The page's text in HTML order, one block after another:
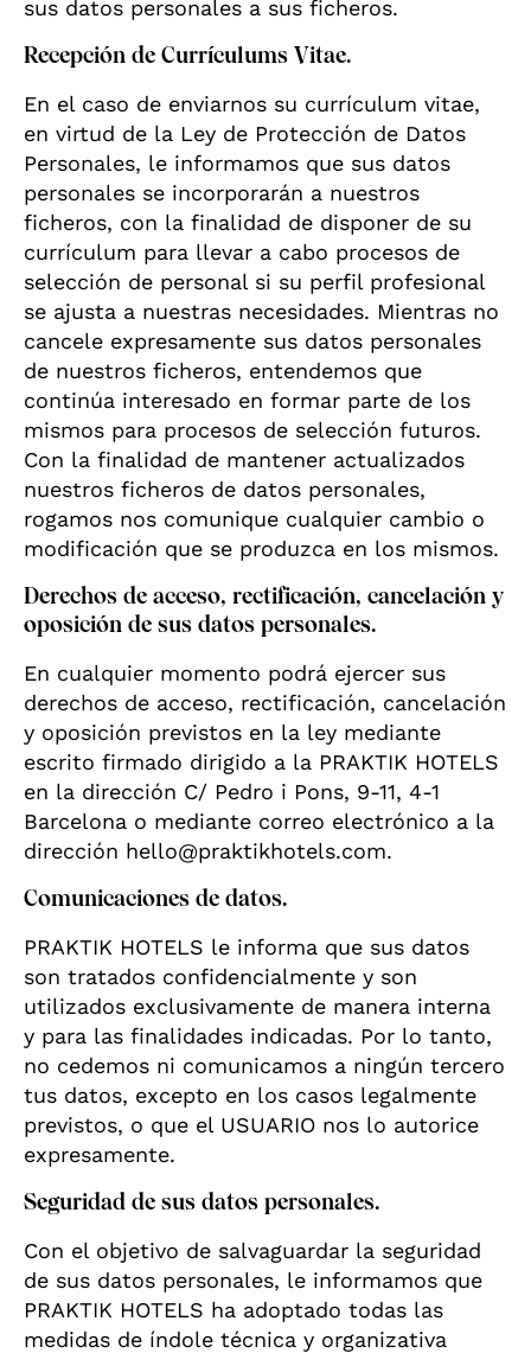
sus datos personales a sus ficheros.
Recepción de Currículums Vitae.
En el caso de enviarnos su currículum vitae,
en virtud de la Ley de Protección de Datos
Personales, le informamos que sus datos
personales se incorporarán a nuestros
ficheros, con la finalidad de disponer de su
currículum para llevar a cabo procesos de
selección de personal si su perfil profesional
se ajusta a nuestras necesidades. Mientras no
cancele expresamente sus datos personales
de nuestros ficheros, entendemos que
continúa interesado en formar parte de los
mismos para procesos de selección futuros.
Con la finalidad de mantener actualizados
nuestros ficheros de datos personales,
rogamos nos comunique cualquier cambio o
modificación que se produzca en los mismos.
Derechos de acceso, rectificación, cancelación y
oposición de sus datos personales.
En cualquier momento podrá ejercer sus
derechos de acceso, rectificación, cancelación
y oposición previstos en la ley mediante
escrito firmado dirigido a la PRAKTIK HOTELS
en la dirección C/ Pedro i Pons, 9-11, 4-1
Barcelona o mediante correo electrónico a la
dirección hello@praktikhotels.com.
Comunicaciones de datos.
PRAKTIK HOTELS le informa que sus datos
son tratados confidencialmente y son
utilizados exclusivamente de manera interna
y para las finalidades indicadas. Por lo tanto,
no cedemos ni comunicamos a ningún tercero
tus datos, excepto en los casos legalmente
previstos, o que el USUARIO nos lo autorice
expresamente.
Seguridad de sus datos personales.
Con el objetivo de salvaguardar la seguridad
de sus datos personales, le informamos que
PRAKTIK HOTELS ha adoptado todas las
medidas de índole técnica y organizativa